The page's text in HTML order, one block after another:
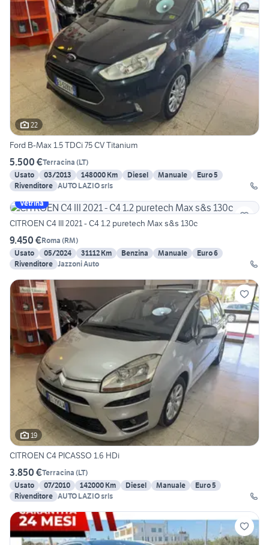
22
Ford B-Max 1.5 TDCi 75 CV Titanium
5.500 €Terracina (LT)
Usato
03/2013 148000 Km Diesel Manuale
Euro 5
Rivenditore AUTO LAZIO srls
Vetrina
CITROEN C4 III 2021 - C4 1.2 puretech Max s&s 130c
9.450 €Roma (RM)
Usato
05/2024 31112 Km Benzina Manuale
Euro 6
Rivenditore Jazzoni Auto
19
CITROEN C4 PICASSO 1.6 HDi
3.850 €Terracina (LT)
Usato
07/2010 142000 Km Diesel Manuale
Euro 5
Rivenditore AUTO LAZIO srls